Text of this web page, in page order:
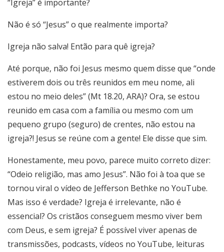
“Igreja” é importante?
Não é só “Jesus” o que realmente importa?
Igreja não salva! Então para quê igreja?
Até porque, não foi Jesus mesmo quem disse que “onde
estiverem dois ou três reunidos em meu nome, ali
estou no meio deles” (Mt 18.20, ARA)? Ora, se estou
reunido em casa com a família ou mesmo com um
pequeno grupo (seguro) de crentes, não estou na
igreja?! Jesus se reúne com a gente! Ele disse que sim.
Honestamente, meu povo, parece muito correto dizer:
“Odeio religião, mas amo Jesus”. Não foi à toa que se
tornou viral o vídeo de Jefferson Bethke no YouTube.
Mas isso é verdade? Igreja é irrelevante, não é
essencial? Os cristãos conseguem mesmo viver bem
com Deus, e sem igreja? É possível viver apenas de
transmissões, podcasts, vídeos no YouTube, leituras